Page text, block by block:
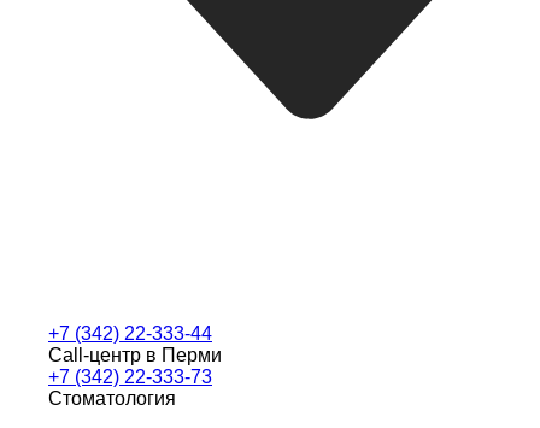
+7 (342) 22-333-44
Call-центр в Перми
+7 (342) 22-333-73
Стоматология